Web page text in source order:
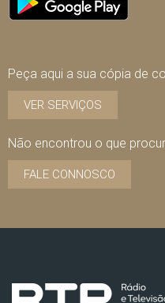
Peça aqui a sua cópia de
VER SERVIÇOS
Não encontrou o que
FALE CONNOSCO